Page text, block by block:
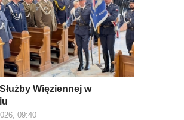
Więziennej w
09:40